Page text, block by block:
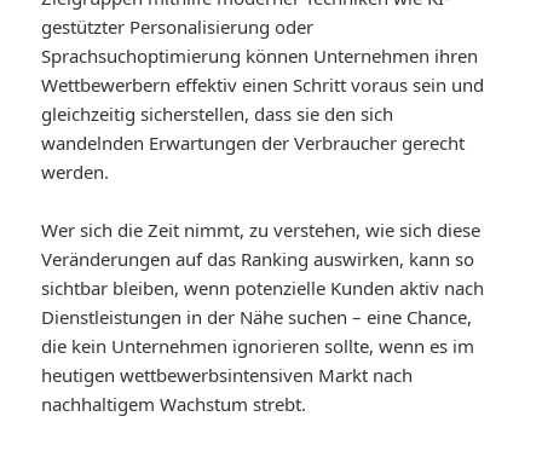
gestützter Personalisierung oder
Sprachsuchoptimierung können Unternehmen ihren
Wettbewerbern effektiv einen Schritt voraus sein und
gleichzeitig sicherstellen, dass sie den sich
wandelnden Erwartungen der Verbraucher gerecht
werden.
Wer sich die Zeit nimmt, zu verstehen, wie sich diese
Veränderungen auf das Ranking auswirken, kann so
sichtbar bleiben, wenn potenzielle Kunden aktiv nach
Dienstleistungen in der Nähe suchen – eine Chance,
die kein Unternehmen ignorieren sollte, wenn es im
heutigen wettbewerbsintensiven Markt nach
nachhaltigem Wachstum strebt.